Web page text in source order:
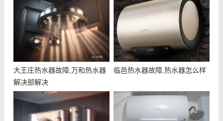
大王庄热水器故障,万和热水器
解决部解决
临邑热水器故障,热水器怎么样